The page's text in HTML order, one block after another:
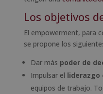
Los objetivos
El empowerment, para
se propone los
Dar más poder de
Impulsar el liderazgo
equipos de trabajo.